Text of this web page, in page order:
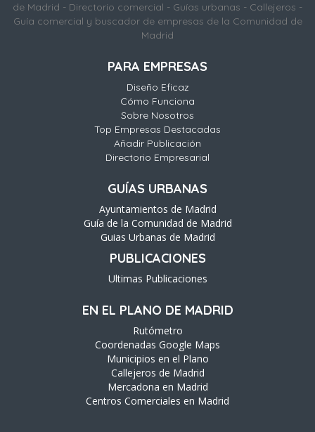
de Madrid - Directorio comercial - Guías urbanas - Callejeros -
Guía comercial y buscador de empresas de la Comunidad de
Madrid
PARA EMPRESAS
Diseño Eficaz
Cómo Funciona
Sobre Nosotros
Top Empresas Destacadas
Añadir Publicación
Directorio Empresarial
GUÍAS URBANAS
Ayuntamientos de Madrid
Guía de la Comunidad de Madrid
Guias Urbanas de Madrid
PUBLICACIONES
Ultimas Publicaciones
EN EL PLANO DE MADRID
Rutómetro
Coordenadas Google Maps
Municipios en el Plano
Callejeros de Madrid
Mercadona en Madrid
Centros Comerciales en Madrid